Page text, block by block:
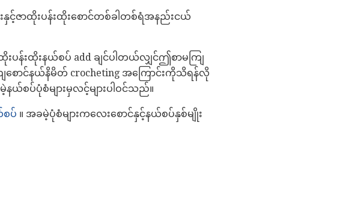
ဇာထိုးပန်းထိုးစောင်တစ်ခါတစ်ရံအနည်းငယ်
န်းထိုးနယ်စပ် add ချင်ပါတယ်လျှင်ဤစာမကျြ
ောင်နယ်နိမိတ် crocheting အကြောင်းကိုသိရန်လို
ပ်ပုံစံများမှလင့်များပါဝင်သည်။
စပ် ။ အခမဲ့ပုံစံများကလေးစောင်နှင့်နယ်စပ်နှစ်မျိုး